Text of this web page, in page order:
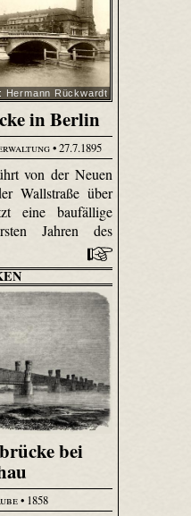
Hermann Rückwardt
in Berlin
• 27.7.1895
von der Neuen
Wallstraße über
eine baufällige
Jahren des
bei
• 1858